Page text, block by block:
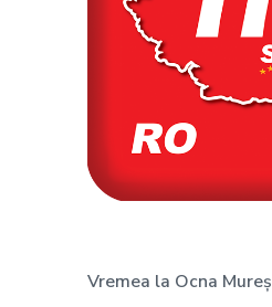
Vremea la Ocna Mureș